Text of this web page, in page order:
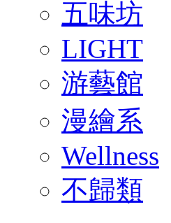
五味坊
LIGHT
游藝館
漫繪系
Wellness
不歸類